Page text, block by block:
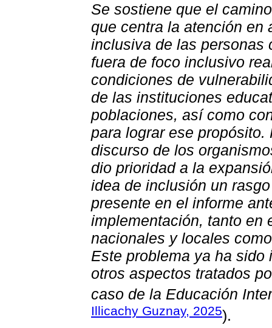
Se sostiene que el
que centra la atención en
inclusiva de las personas
fuera de foco inclusivo
condiciones de
de las instituciones
poblaciones, así como
para lograr ese
discurso de los
dio prioridad a la
idea de inclusión un
presente en el informe
implementación, tanto en
nacionales y locales
Este problema ya ha sido
otros aspectos tratados
caso de la Educación
Illicachy Guznay, 2025).